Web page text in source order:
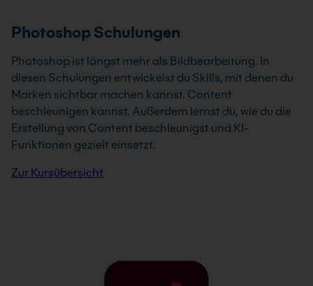
Photoshop Schulungen
Photoshop ist längst mehr als Bildbearbeitung. In
diesen Schulungen entwickelst du Skills, mit denen du
Marken sichtbar machen kannst. Content
beschleunigen kannst. Außerdem lernst du, wie du die
Erstellung von Content beschleunigst und KI-
Funktionen gezielt einsetzt.
Zur Kursübersicht